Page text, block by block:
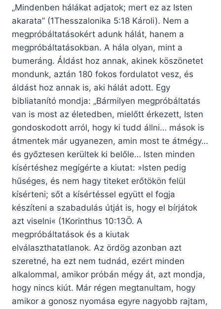
„Mindenben hálákat adjatok; mert ez az Isten
akarata” (1Thesszalonika 5:18 Károli). Nem a
megpróbáltatásokért adunk hálát, hanem a
megpróbáltatásokban. A hála olyan, mint a
bumeráng. Áldást hoz annak, akinek köszönetet
mondunk, aztán 180 fokos fordulatot vesz, és
áldást hoz annak is, aki hálát adott. Egy
bibliatanító mondja: „Bármilyen megpróbáltatás
van is most az életedben, mielőtt érkezett, Isten
gondoskodott arról, hogy ki tudd állni… mások is
átmentek már ugyanezen, amin most te átmégy…
és győztesen kerültek ki belőle… Isten minden
kísértéshez megígérte a kiutat: »Isten pedig
hűséges, és nem hagy titeket erőtökön felül
kísérteni; sőt a kísértéssel együtt el fogja
készíteni a szabadulás útját is, hogy el bírjátok
azt viselni« (1Korinthus 10:13Ö. A
megpróbáltatások és a kiutak
elválaszthatatlanok. Az ördög azonban azt
szeretné, ha ezt nem tudnád, ezért minden
alkalommal, amikor próbán mégy át, azt mondja,
hogy nincs kiút. Már régen megtanultam, hogy
amikor a gonosz nyomása egyre nagyobb rajtam,